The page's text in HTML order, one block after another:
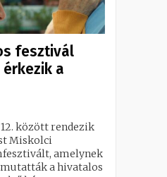
fesztivál
a
között rendezik
Miskolci
amelynek
a hivatalos